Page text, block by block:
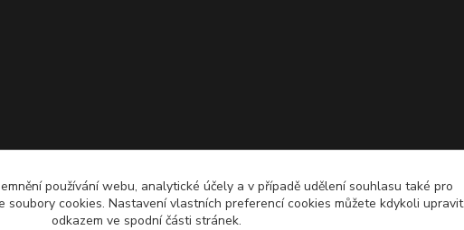
používání webu, analytické účely a v případě udělení souhlasu také pro
soubory cookies. Nastavení vlastních preferencí cookies můžete kdykoli upravit
odkazem ve spodní části stránek.